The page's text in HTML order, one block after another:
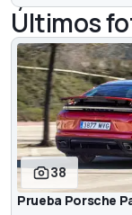
Últimos
38
Prueba Porsche